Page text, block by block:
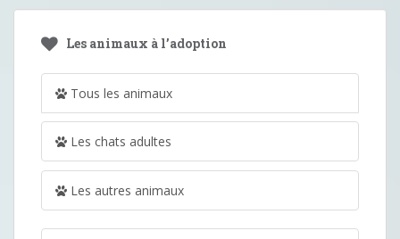
Les animaux à l’adoption
Tous les animaux
Les chats adultes
Les autres animaux